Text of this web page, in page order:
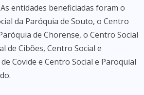
entidades beneficiadas foram o
da Paróquia de Souto, o Centro
de Chorense, o Centro Social
de Cibões, Centro Social e
Covide e Centro Social e Paroquial